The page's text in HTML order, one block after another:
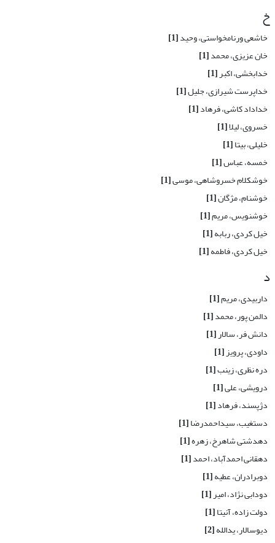
خ
خاشعی ورنامخواستی، وحید[1]
خان عزیزی، محمد[1]
خدابخشی، اکبر[1]
خداپرست شیرازی، جلیل[1]
خداداد کاشی، فرهاد[1]
خسروی، لیلا[1]
خلیلی، بیتا[1]
خمسه، عباس[1]
خوشکلام خسروشاهی، موسی[1]
خوشنام، مژگان[1]
خوشنویس، مریم[1]
خیل کردی، ربابه[1]
خیل کردی، فاطمه[1]
د
داربیدی، مریم[1]
دالمن پور، محمد[1]
دانش فر، سالار[1]
داودی، پرویز[1]
دره نظری، زینب[1]
درویشی، علی[1]
دژپسند، فرهاد[1]
دستغیب، سیداحمدرضا[1]
دهدشتی شاهرخ، زهره[1]
دهقانی احمدآباد، احمد[1]
دوبرادران، عطیه[1]
دودابی نژاد، امیر[1]
دولت زاده، آنیتا[1]
دیوسالار، یدالله[2]